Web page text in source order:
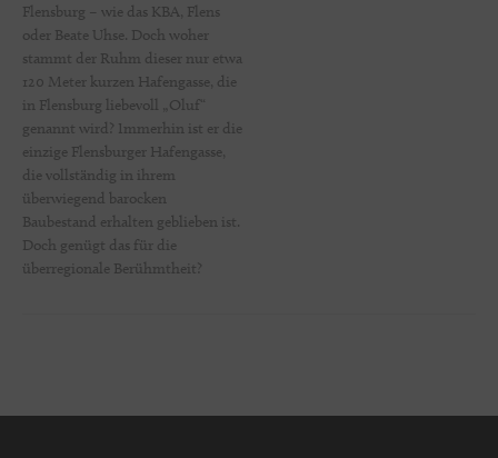
Flensburg – wie das KBA, Flens
oder Beate Uhse. Doch woher
stammt der Ruhm dieser nur etwa
120 Meter kurzen Hafengasse, die
in Flensburg liebevoll „Oluf“
genannt wird? Immerhin ist er die
einzige Flensburger Hafengasse,
die vollständig in ihrem
überwiegend barocken
Baubestand erhalten geblieben ist.
Doch genügt das für die
überregionale Berühmtheit?